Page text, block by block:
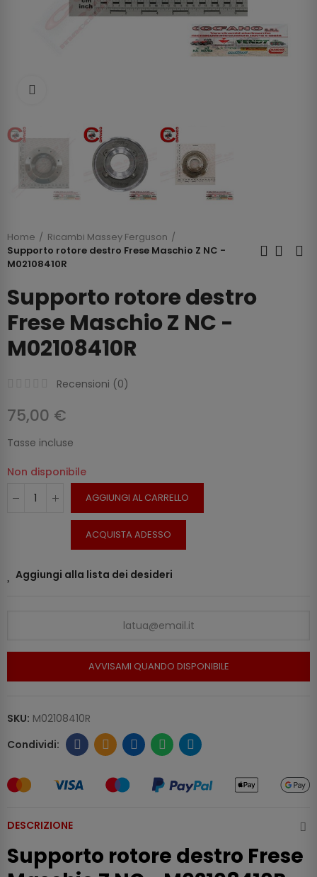
Home
Ricambi Massey Ferguson
Supporto rotore destro Frese Maschio Z NC -
M02108410R
Supporto rotore destro
Frese Maschio Z NC -
M02108410R
Recensioni (0)
75,00 €
Tasse incluse
Non disponibile
AGGIUNGI AL CARRELLO
ACQUISTA ADESSO
Aggiungi alla lista dei desideri
AVVISAMI QUANDO DISPONIBILE
SKU: M02108410R
DESCRIZIONE
Supporto rotore destro Frese